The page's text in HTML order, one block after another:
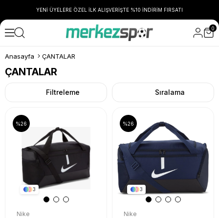
YENİ ÜYELERE ÖZEL İLK ALIŞVERİŞTE %10 İNDİRİM FIRSATI
0
Anasayfa ÇANTALAR
ÇANTALAR
Filtreleme Sıralama
3
Nike
%26
3
Nike
%26